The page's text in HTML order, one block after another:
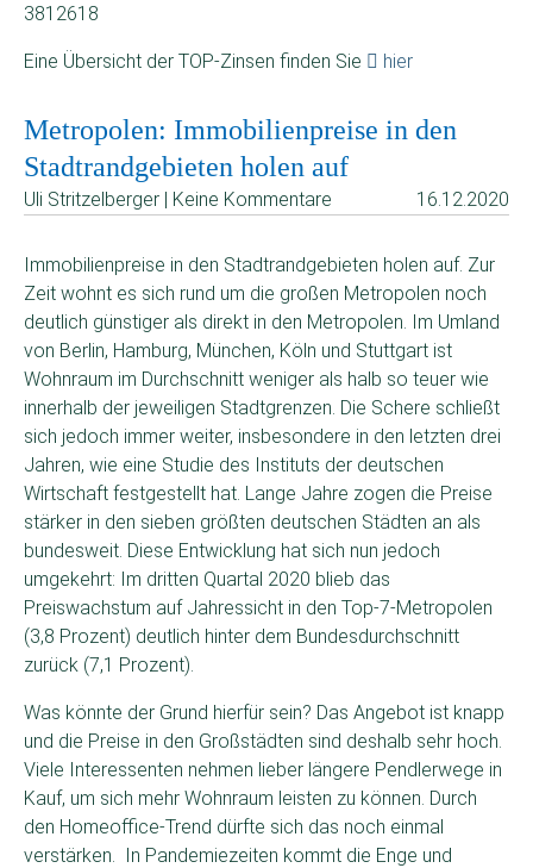
3812618
Eine Übersicht der TOP-Zinsen finden Sie hier
Metropolen: Immobilienpreise in den
Stadtrandgebieten holen auf
Uli Stritzelberger | Keine Kommentare 16.12.2020
Immobilienpreise in den Stadtrandgebieten holen auf. Zur
Zeit wohnt es sich rund um die großen Metropolen noch
deutlich günstiger als direkt in den Metropolen. Im Umland
von Berlin, Hamburg, München, Köln und Stuttgart ist
Wohnraum im Durchschnitt weniger als halb so teuer wie
innerhalb der jeweiligen Stadtgrenzen. Die Schere schließt
sich jedoch immer weiter, insbesondere in den letzten drei
Jahren, wie eine Studie des Instituts der deutschen
Wirtschaft festgestellt hat. Lange Jahre zogen die Preise
stärker in den sieben größten deutschen Städten an als
bundesweit. Diese Entwicklung hat sich nun jedoch
umgekehrt: Im dritten Quartal 2020 blieb das
Preiswachstum auf Jahressicht in den Top-7-Metropolen
(3,8 Prozent) deutlich hinter dem Bundesdurchschnitt
zurück (7,1 Prozent).
Was könnte der Grund hierfür sein? Das Angebot ist knapp
und die Preise in den Großstädten sind deshalb sehr hoch.
Viele Interessenten nehmen lieber längere Pendlerwege in
Kauf, um sich mehr Wohnraum leisten zu können. Durch
den Homeoffice-Trend dürfte sich das noch einmal
verstärken. In Pandemiezeiten kommt die Enge und